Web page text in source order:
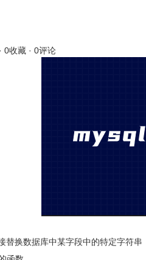
0收藏 · 0评论
替换数据库中某字段中的特定字符